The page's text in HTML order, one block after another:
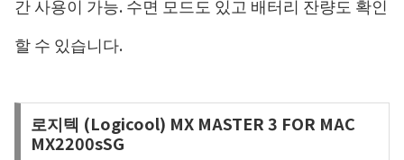
간 사용이 가능. 수면 모드도 있고 배터리 잔량도 확인
할 수 있습니다.
로지텍 (Logicool) MX MASTER 3 FOR MAC
MX2200sSG